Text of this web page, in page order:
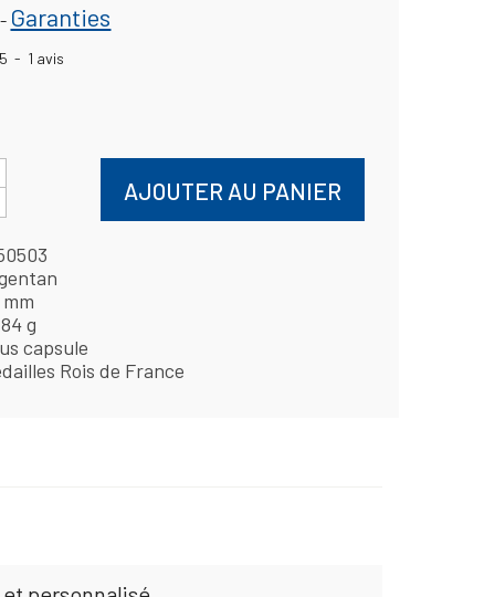
Garanties
5 - 1 avis
AJOUTER AU PANIER
g
capsule
Rois de France